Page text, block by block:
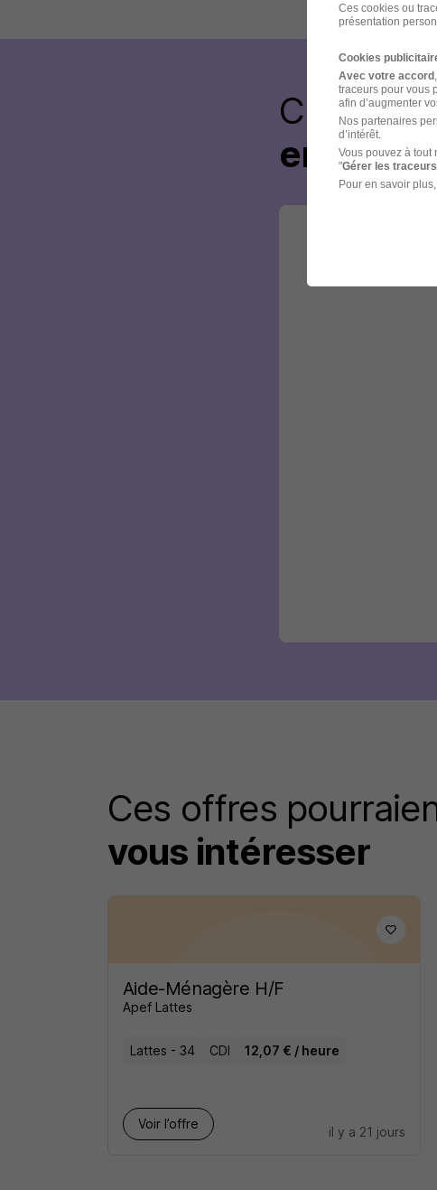
Créez
Ces offres
vous intéresser
Aide-Ménagère H/F
Apef Lattes
Lattes - 34 CDI 12,07 € / heure
Voir l’offre
il y a 21 jours
Ces cookies ou
présentation
Cookies
Avec votre accord
traceurs pour vous
afin d’augmenter
Nos partenaires
d’intérêt.
Vous pouvez à tout
"Gérer les traceurs
Pour en savoir